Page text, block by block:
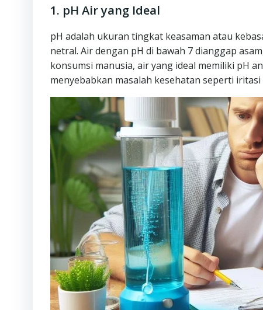
1. pH Air yang Ideal
pH adalah ukuran tingkat keasaman atau
netral. Air dengan pH di bawah 7 dianggap
konsumsi manusia, air yang ideal memiliki pH
menyebabkan masalah kesehatan seperti